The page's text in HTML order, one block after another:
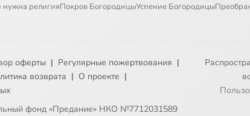
нужна религияПокров БогородицыУспение Богородицы
оферты | Регулярные пожертвования |
возврата | О проекте |
фонд «Предание» НКО №7712031589